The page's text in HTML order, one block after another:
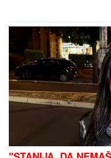
PREPORUKA ZA VAS